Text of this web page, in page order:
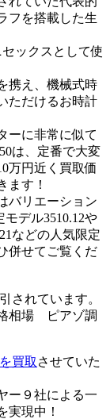
フを搭載した生
ックスとして使
携え、機械式時
ただけるお時計
ーに非常に似て
は、定番で大変
万円近く買取価
ます！
バリエーション
デル3510.12や
などの人気限定
併せてご覧くだ
されています。
相場 ピアゾ調
買取 させていた
ー９社による一
実現中！